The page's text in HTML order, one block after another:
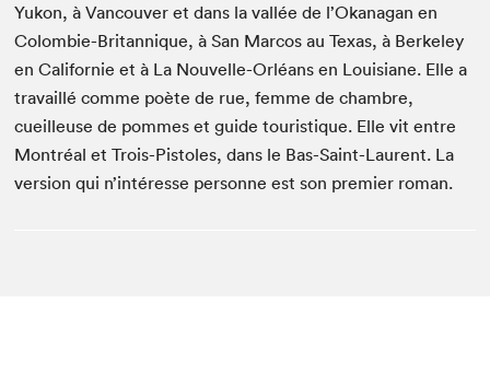
Yukon, à Vancouver et dans la vallée de l’Okanagan en
Colombie-Britannique, à San Marcos au Texas, à Berkeley
en Californie et à La Nouvelle-Orléans en Louisiane. Elle a
travaillé comme poète de rue, femme de chambre,
cueilleuse de pommes et guide touristique. Elle vit entre
Montréal et Trois-Pistoles, dans le Bas-Saint-Laurent. La
version qui n’intéresse personne est son premier roman.